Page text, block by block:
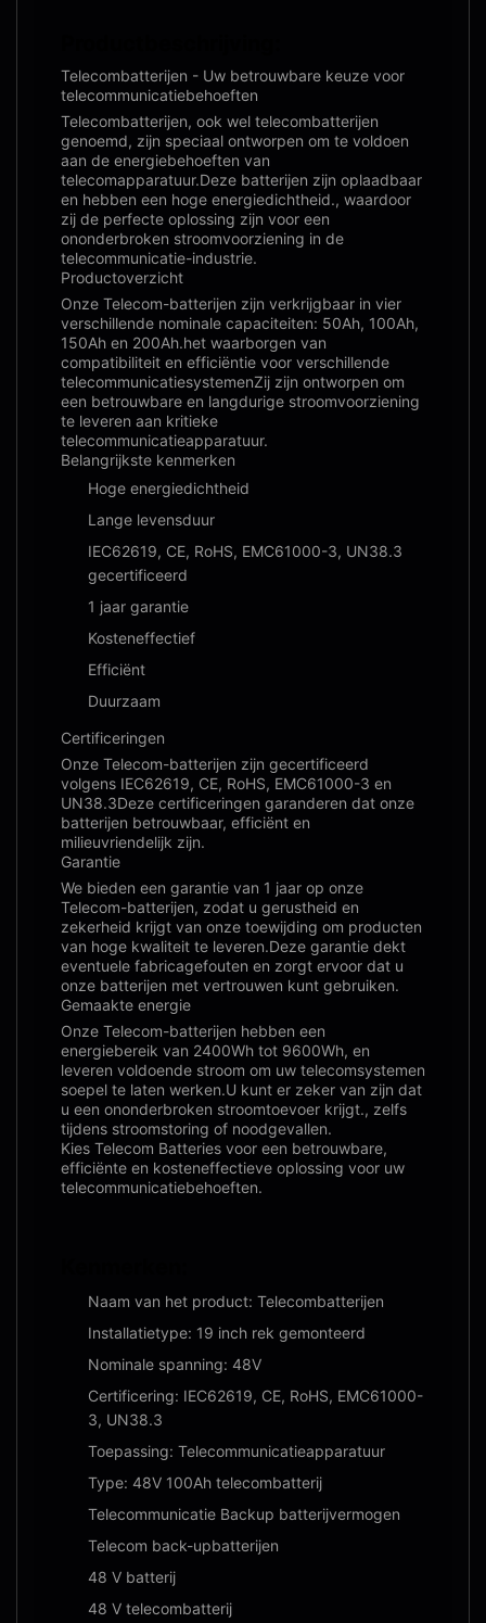
Telecombatterijen - Uw betrouwbare keuze voor
telecommunicatiebehoeften
Telecombatterijen, ook wel telecombatterijen
genoemd, zijn speciaal ontworpen om te voldoen
aan de energiebehoeften van
telecomapparatuur.Deze batterijen zijn oplaadbaar
en hebben een hoge energiedichtheid., waardoor
zij de perfecte oplossing zijn voor een
ononderbroken stroomvoorziening in de
telecommunicatie-industrie.
Productoverzicht
Onze Telecom-batterijen zijn verkrijgbaar in vier
verschillende nominale capaciteiten: 50Ah, 100Ah,
150Ah en 200Ah.het waarborgen van
compatibiliteit en efficiëntie voor verschillende
telecommunicatiesystemenZij zijn ontworpen om
een betrouwbare en langdurige stroomvoorziening
te leveren aan kritieke
telecommunicatieapparatuur.
Belangrijkste kenmerken
Hoge energiedichtheid
Lange levensduur
IEC62619, CE, RoHS, EMC61000-3, UN38.3
gecertificeerd
1 jaar garantie
Kosteneffectief
Efficiënt
Duurzaam
Certificeringen
Onze Telecom-batterijen zijn gecertificeerd
volgens IEC62619, CE, RoHS, EMC61000-3 en
UN38.3Deze certificeringen garanderen dat onze
batterijen betrouwbaar, efficiënt en
milieuvriendelijk zijn.
Garantie
We bieden een garantie van 1 jaar op onze
Telecom-batterijen, zodat u gerustheid en
zekerheid krijgt van onze toewijding om producten
van hoge kwaliteit te leveren.Deze garantie dekt
eventuele fabricagefouten en zorgt ervoor dat u
onze batterijen met vertrouwen kunt gebruiken.
Gemaakte energie
Onze Telecom-batterijen hebben een
energiebereik van 2400Wh tot 9600Wh, en
leveren voldoende stroom om uw telecomsystemen
soepel te laten werken.U kunt er zeker van zijn dat
u een ononderbroken stroomtoevoer krijgt., zelfs
tijdens stroomstoring of noodgevallen.
Kies Telecom Batteries voor een betrouwbare,
efficiënte en kosteneffectieve oplossing voor uw
telecommunicatiebehoeften.
Naam van het product: Telecombatterijen
Installatietype: 19 inch rek gemonteerd
Nominale spanning: 48V
Certificering: IEC62619, CE, RoHS, EMC61000-
3, UN38.3
Toepassing: Telecommunicatieapparatuur
Type: 48V 100Ah telecombatterij
Telecommunicatie Backup batterijvermogen
Telecom back-upbatterijen
48 V batterij
48 V telecombatterij